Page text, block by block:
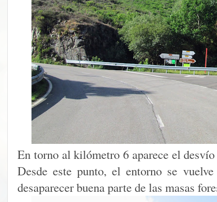
En torno al kilómetro 6 aparece el
Desde este punto, el entorno se
desaparecer buena parte de las masas